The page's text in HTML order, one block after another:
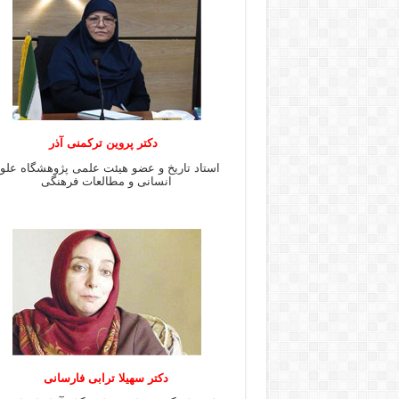
دکتر پروین ترکمنی آذر
استاد تاریخ و عضو هیئت علمی پژوهشگاه
انسانی و مطالعات فرهنگى
دکتر سهیلا ترابی فارسانی